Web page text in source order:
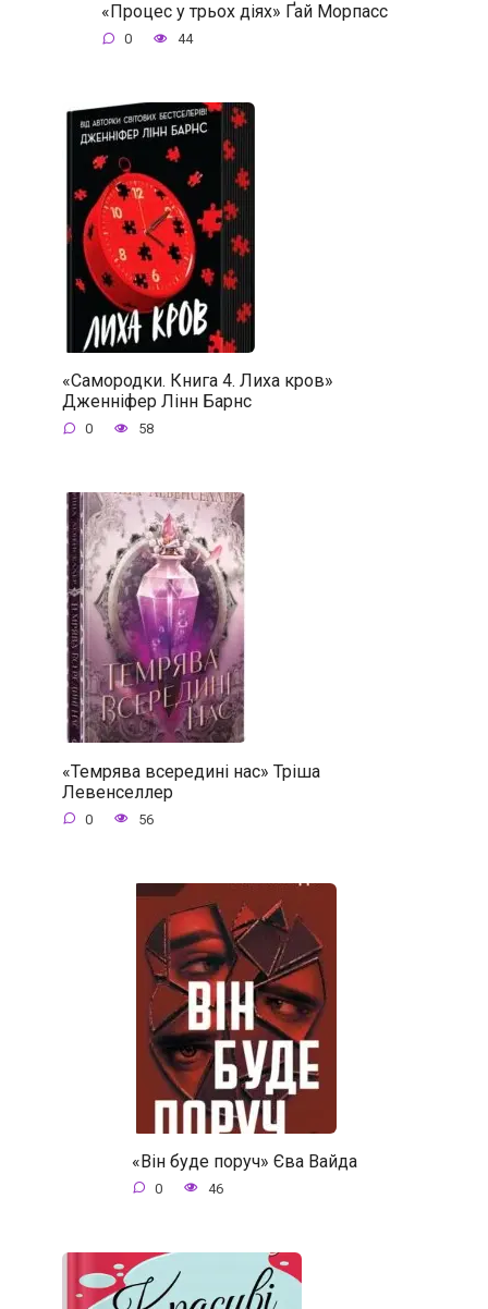
«Процес у трьох діях» Ґай Морпасс
0 44
«Самородки. Книга 4. Лиха кров»
Дженніфер Лінн Барнс
0 58
«Темрява всередині нас» Тріша
Левенселлер
0 56
«Він буде поруч» Єва Вайда
0 46